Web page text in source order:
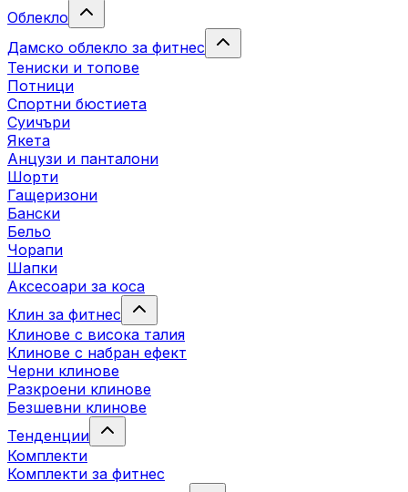
Облекло
Дамско облекло за фитнес
Тениски и топове
Потници
Спортни бюстиета
Суичъри
Якета
Aнцузи и панталони
Шорти
Гащеризони
Бански
Бельо
Чорапи
Шапки
Аксесоари за коса
Клин за фитнес
Клинове с висока талия
Клинове с набран ефект
Черни клинове
Разкроени клинове
Безшевни клинове
Тенденции
Комплекти
Комплекти за фитнес